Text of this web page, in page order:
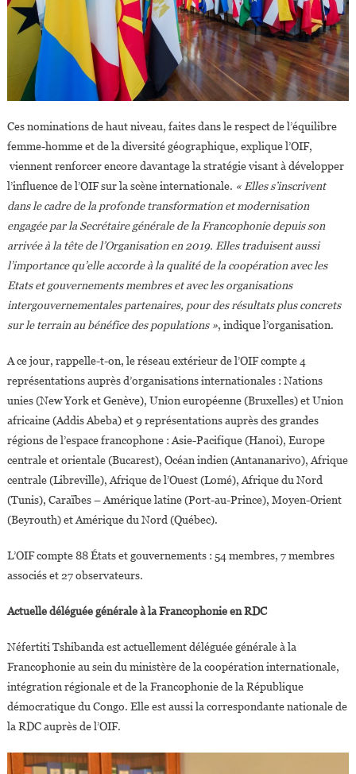
Ces nominations de haut niveau, faites dans le respect de l’équilibre
femme-homme et de la diversité géographique, explique l’OIF,
viennent renforcer encore davantage la stratégie visant à développer
l’influence de l’OIF sur la scène internationale. « Elles s’inscrivent
dans le cadre de la profonde transformation et modernisation
engagée par la Secrétaire générale de la Francophonie depuis son
arrivée à la tête de l’Organisation en 2019. Elles traduisent aussi
l’importance qu’elle accorde à la qualité de la coopération avec les
Etats et gouvernements membres et avec les organisations
intergouvernementales partenaires, pour des résultats plus concrets
sur le terrain au bénéfice des populations », indique l’organisation.
A ce jour, rappelle-t-on, le réseau extérieur de l’OIF compte 4
représentations auprès d’organisations internationales : Nations
unies (New York et Genève), Union européenne (Bruxelles) et Union
africaine (Addis Abeba) et 9 représentations auprès des grandes
régions de l’espace francophone : Asie-Pacifique (Hanoi), Europe
centrale et orientale (Bucarest), Océan indien (Antananarivo), Afrique
centrale (Libreville), Afrique de l’Ouest (Lomé), Afrique du Nord
(Tunis), Caraïbes – Amérique latine (Port-au-Prince), Moyen-Orient
(Beyrouth) et Amérique du Nord (Québec).
L’OIF compte 88 États et gouvernements : 54 membres, 7 membres
associés et 27 observateurs.
Actuelle déléguée générale à la Francophonie en RDC
Néfertiti Tshibanda est actuellement déléguée générale à la
Francophonie au sein du ministère de la coopération internationale,
intégration régionale et de la Francophonie de la République
démocratique du Congo. Elle est aussi la correspondante nationale de
la RDC auprès de l’OIF.